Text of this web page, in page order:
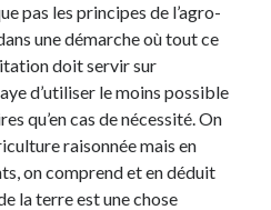
ma vélorution toute personnelle
opéré ma vélorution toute
pas les principes de l’agro-
une démarche où tout ce
doit servir sur
d’utiliser le moins possible
qu’en cas de nécessité. On
raisonnée mais en
on comprend et en déduit
la terre est une chose